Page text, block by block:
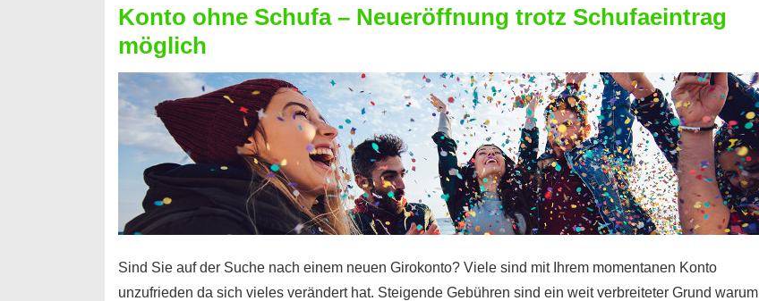
Sie
einen
Kredit
ohne
Einkommensnachweis
Konto ohne Schufa – Neueröffnung trotz Schufaeintrag
möglich
Sind Sie auf der Suche nach einem neuen Girokonto? Viele sind mit Ihrem momentanen Konto
unzufrieden da sich vieles verändert hat. Steigende Gebühren sind ein weit verbreiteter Grund warum